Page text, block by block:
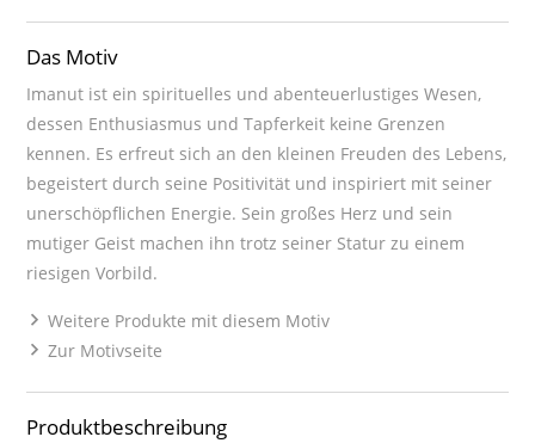
Das Motiv
Imanut ist ein spirituelles und abenteuerlustiges Wesen,
dessen Enthusiasmus und Tapferkeit keine Grenzen
kennen. Es erfreut sich an den kleinen Freuden des Lebens,
begeistert durch seine Positivität und inspiriert mit seiner
unerschöpflichen Energie. Sein großes Herz und sein
mutiger Geist machen ihn trotz seiner Statur zu einem
riesigen Vorbild.
Weitere Produkte mit diesem Motiv
Zur Motivseite
Produktbeschreibung